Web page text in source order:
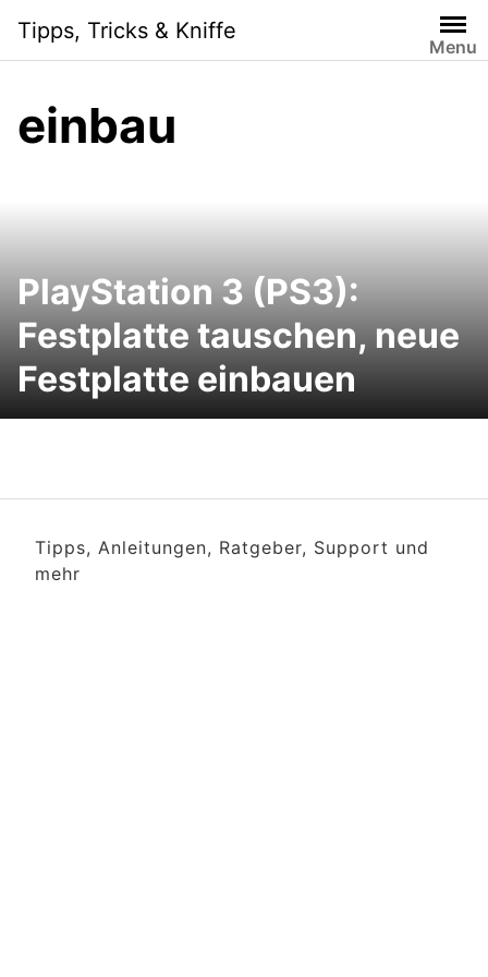
content
Tipps, Tricks & Kniffe
Menu
einbau
PlayStation 3 (PS3):
Festplatte tauschen, neue
Festplatte einbauen
Tipps, Anleitungen, Ratgeber, Support und
mehr